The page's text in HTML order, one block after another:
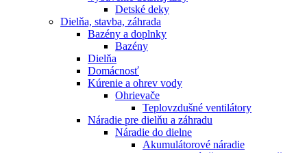
Detské deky
Dielňa, stavba, záhrada
Bazény a doplnky
Bazény
Dielňa
Domácnosť
Kúrenie a ohrev vody
Ohrievače
Teplovzdušné ventilátory
Náradie pre dielňu a záhradu
Náradie do dielne
Akumulátorové náradie